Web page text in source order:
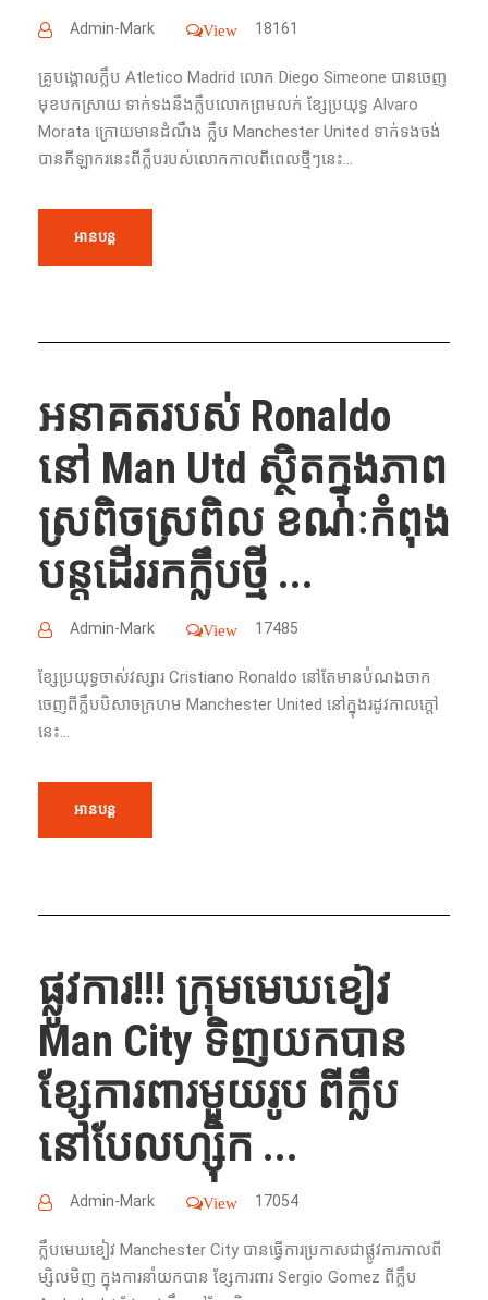
Admin-Mark View 18161
គ្រូបង្គោល​ក្លឹប​ Atletico Madrid លោក​ Diego Simeone បាន​ចេញ
មុខបកស្រាយ ទាក់ទង​នឹង​ក្លឹប​លោក​ព្រម​លក់​​ ខ្សែប្រយុទ្ធ​ Alvaro
Morata ក្រោយ​មាន​ដំណឹង​​ ក្លឹប​ Manchester United ទាក់ទង​ចង់​
បាន​កីឡាករ​នេះ​ពី​ក្លឹប​របស់​លោក​កាល​ពី​ពេល​ថ្មីៗ​នេះ​...
អានបន្ត
អនាគត​របស់​ Ronaldo
នៅ​ Man Utd ស្ថិតក្នុងភាព
ស្រពិចស្រពិល ខណៈ​កំពុង​
បន្តដើរ​រក​ក្លឹប​ថ្មី​ ...
Admin-Mark View 17485
ខ្សែប្រយុទ្ធចាស់វស្សារ​ Cristiano Ronaldo នៅ​តែ​មាន​បំណង​ចាក
ចេញ​ពី​ក្លឹបបិសាចក្រហម​​ Manchester United នៅ​ក្នុង​រដូវកាល​ក្ដៅ​​
នេះ​...
អានបន្ត
ផ្លូវការ​!!! ក្រុមមេឃខៀវ
Man City ទិញ​យក​បាន​
ខ្សែ​ការពារ​មួយ​រូប​ ពី​ក្លឹប​
នៅ​បែលហ្ស៊ិក​ ...
Admin-Mark View 17054
ក្លឹបមេឃខៀវ​ Manchester City បាន​ធ្វើ​ការ​ប្រកាស​ជា​ផ្លូវការ​កាលពី
ម្សិលមិញ​ ក្នុង​ការ​នាំ​យក​បាន​ ខ្សែការពារ​ Sergio Gomez ពី​ក្លឹប​